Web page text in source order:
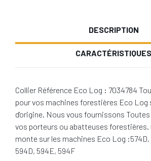
DESCRIPTION
CARACTÉRISTIQUES
Collier Référence Eco Log : 7034784
pour vos machines forestières Eco Log
d'origine. Nous vous fournissons
vos porteurs ou abatteuses forestières.
monte sur les machines Eco Log :574D,
594D, 594E, 594F